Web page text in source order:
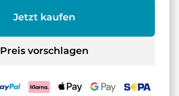
Jetzt kaufen
Preis vorschlagen